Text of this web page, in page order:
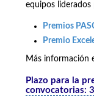
equipos
Premios
Premio
Más información
Plazo para la
convocatorias: